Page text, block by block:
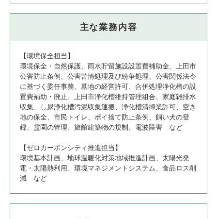
主な業務内容
【環境保全担当】
環境保全・自然保護、雨水貯留施設設置費補助金、上田市
公害防止条例、公害苦情処理及び紛争処理、公害関係法令
に基づく委任事務、墓地の経営許可、合併処理浄化槽の設
置費補助・廃止、上田市浄化槽維持管理組合、家庭雑排水
収集、し尿浄化槽汚泥収集運搬、浄化槽清掃業許可、空き
地の保全、市民トイレ、ポイ捨て防止条例、飼い犬の登
録、霊園の管理、旅館建築物の規制、電波障害 など
【ゼロカーボンシティ推進担当】
環境基本計画、地球温暖化対策地域推進計画、太陽光発
電・太陽熱利用、環境マネジメントシステム、食品ロス削
減 など